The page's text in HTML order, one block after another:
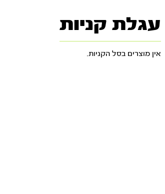
עגלת קניות
אין מוצרים בסל הקניות.